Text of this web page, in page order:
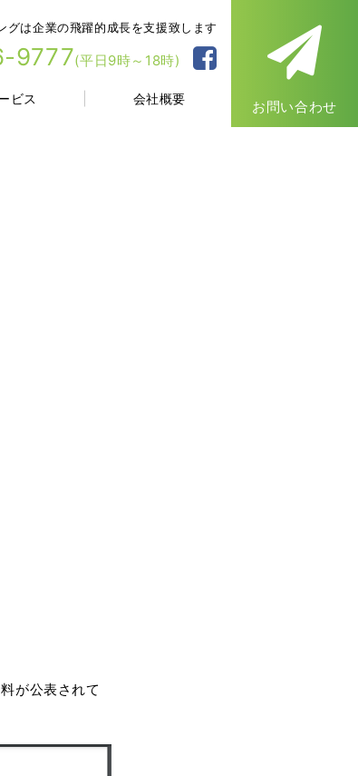
グは企業の飛躍的成長を支援致します
9777(平日9時～18時)
ビス 会社概要 お問い合わせ
が公表されて